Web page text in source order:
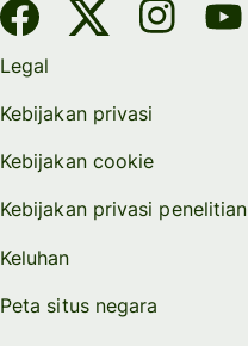
Legal
Kebijakan privasi
Kebijakan cookie
Kebijakan privasi penelitian
Keluhan
Peta situs negara